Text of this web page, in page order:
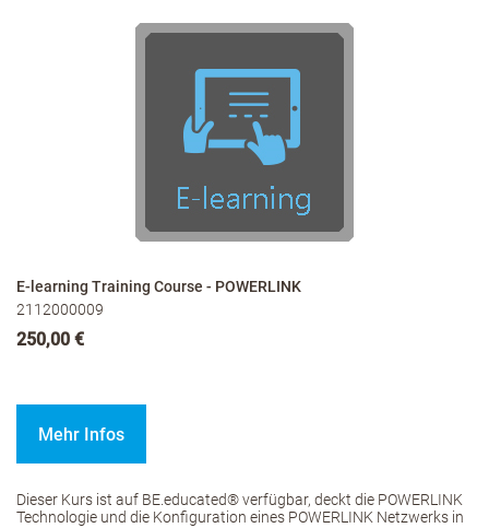
E-learning Training Course - POWERLINK
2112000009
250,00 €
Mehr Infos
Dieser Kurs ist auf BE.educated® verfügbar, deckt die POWERLINK
Technologie und die Konfiguration eines POWERLINK Netzwerks in